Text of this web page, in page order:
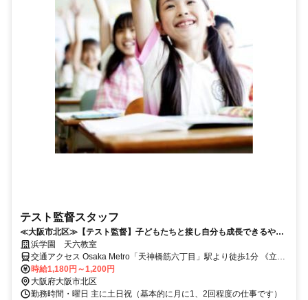
テスト監督スタッフ
≪大阪市北区≫【テスト監督】子どもたちと接し自分も成長できるやり
がいのあるお仕事！
浜学園 天六教室
交通アクセス Osaka Metro「天神橋筋六丁目」駅より徒歩1分 《立地
情報》 Osaka Metroの天神橋筋六丁目駅から徒歩すぐ。 近隣には天
神橋筋商店街やライフスポーツKTV天六などの商業施設があります。
★実際の勤務教室は日によって他府県（兵庫・京都・奈良）になる可
時給1,180円～1,200円
大阪府大阪市北区
勤務時間・曜日 主に土日祝（基本的に月に1、2回程度の仕事です）